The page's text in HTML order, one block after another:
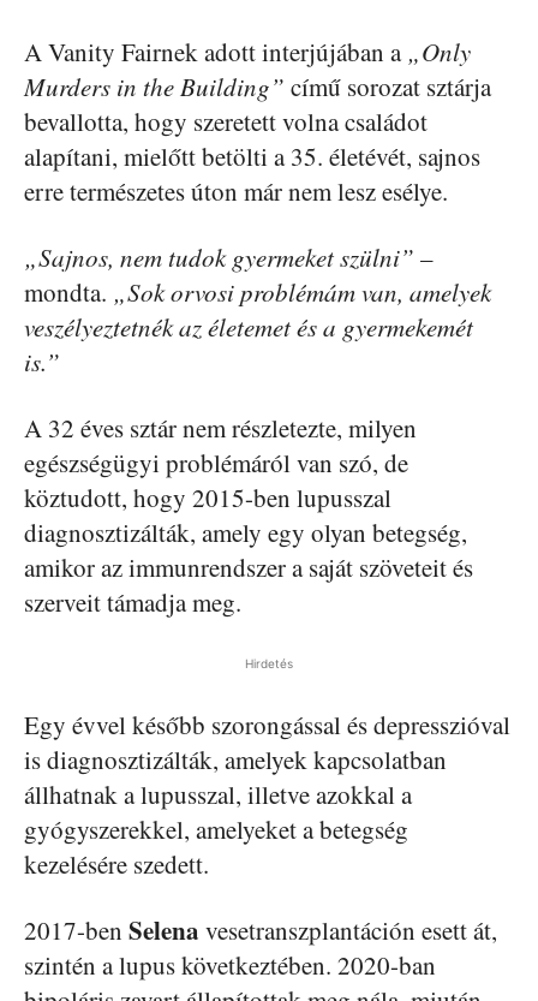
A Vanity Fairnek adott interjújában a „Only
Murders in the Building” című sorozat sztárja
bevallotta, hogy szeretett volna családot
alapítani, mielőtt betölti a 35. életévét, sajnos
erre természetes úton már nem lesz esélye.
„Sajnos, nem tudok gyermeket szülni” –
mondta. „Sok orvosi problémám van, amelyek
veszélyeztetnék az életemet és a gyermekemét
is.”
A 32 éves sztár nem részletezte, milyen
egészségügyi problémáról van szó, de
köztudott, hogy 2015-ben lupusszal
diagnosztizálták, amely egy olyan betegség,
amikor az immunrendszer a saját szöveteit és
szerveit támadja meg.
Hirdetés
Egy évvel később szorongással és depresszióval
is diagnosztizálták, amelyek kapcsolatban
állhatnak a lupusszal, illetve azokkal a
gyógyszerekkel, amelyeket a betegség
kezelésére szedett.
2017-ben Selena vesetranszplantáción esett át,
szintén a lupus következtében. 2020-ban